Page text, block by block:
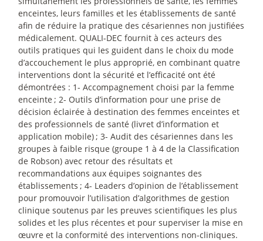
enceintes, leurs familles et les établissements de santé
afin de réduire la pratique des césariennes non justifiées
médicalement. QUALI-DEC fournit à ces acteurs des
outils pratiques qui les guident dans le choix du mode
d’accouchement le plus approprié, en combinant quatre
interventions dont la sécurité et l’efficacité ont été
démontrées : 1- Accompagnement choisi par la femme
enceinte ; 2- Outils d’information pour une prise de
décision éclairée à destination des femmes enceintes et
des professionnels de santé (livret d’information et
application mobile); 3- Audit des césariennes dans les
groupes à faible risque (groupe 1 à 4 de la Classification
de Robson) avec retour des résultats et
recommandations aux équipes soignantes des
établissements ; 4- Leaders d’opinion de l’établissement
pour promouvoir l’utilisation d’algorithmes de gestion
clinique soutenus par les preuves scientifiques les plus
solides et les plus récentes et pour superviser la mise en
œuvre et la conformité des interventions non-cliniques.